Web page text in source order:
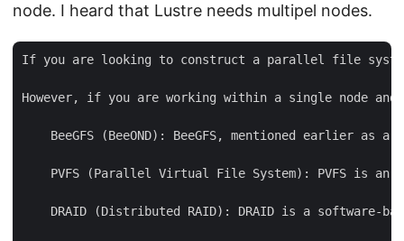
node. I heard that Lustre needs multipel nodes.
If you are looking to construct a parallel file
However, if you are working within a single node
BeeGFS (BeeOND): BeeGFS, mentioned earlier as a
PVFS (Parallel Virtual File System): PVFS is an
DRAID (Distributed RAID): DRAID is a software-